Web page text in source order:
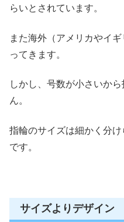
らいとされています。
また海外（アメリカやイ
ってきます。
しかし、号数が小さいか
ん。
指輪のサイズは細かく分け
です。
サイズよりデザイン